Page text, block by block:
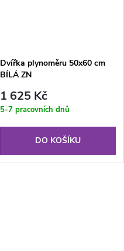
Dvířka plynoměru 50x60 cm
BÍLÁ ZN
1 625 Kč
5-7 pracovních dnů
DO KOŠÍKU